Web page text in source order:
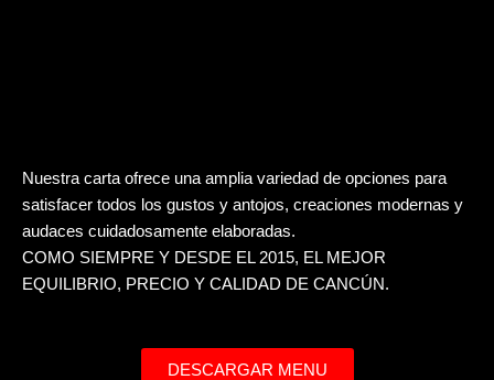
Nuestra carta ofrece una amplia variedad de opciones para
satisfacer todos los gustos y antojos, creaciones modernas y
audaces cuidadosamente elaboradas.
COMO SIEMPRE Y DESDE EL 2015, EL MEJOR
EQUILIBRIO, PRECIO Y CALIDAD DE CANCÚN.
DESCARGAR MENU